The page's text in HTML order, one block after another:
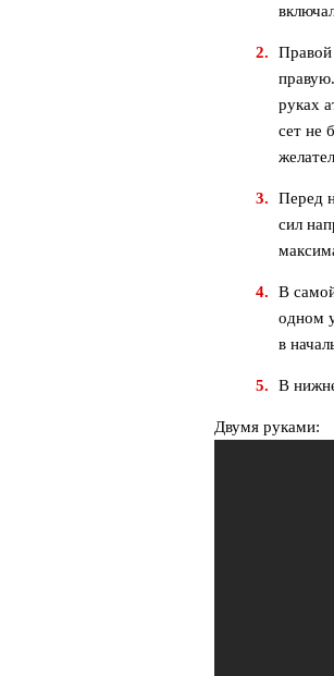
Правой
руках
сет не
Перед
сил
В
одном
в
В
Двумя руками: